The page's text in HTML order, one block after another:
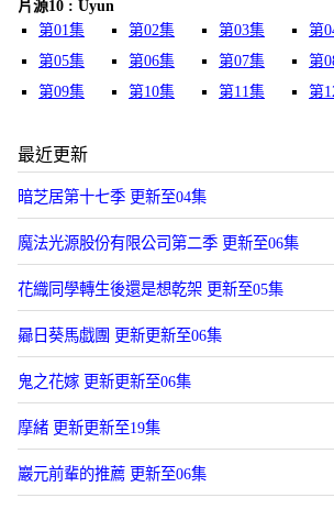
片源10 : Uyun
第01集
第02集 第03集
第
第05集
第06集 第07集
第
第09集
第10集 第11集 第
最近更新
暗芝居第十七季 更新至04集
魔法光源股份有限公司第二季 更新至06集
花織同學轉生後還是想乾架 更新至05集
曏日葵馬戯團 更新更新至06集
鬼之花嫁 更新更新至06集
摩緒 更新更新至19集
巖元前輩的推薦 更新至06集